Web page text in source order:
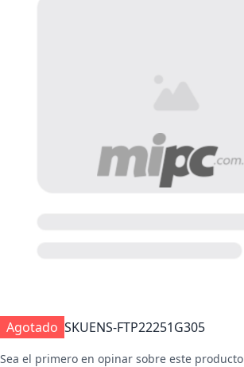
Agotado SKUENS-FTP22251G305
Sea el primero en opinar sobre este producto